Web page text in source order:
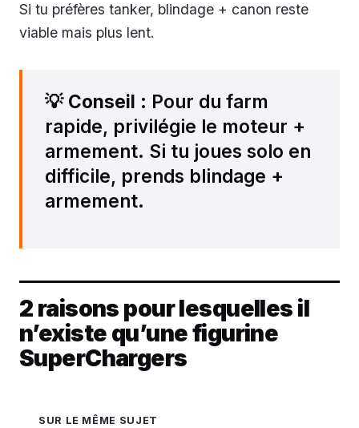
Si tu préfères tanker, blindage + canon reste
viable mais plus lent.
💡 Conseil : Pour du farm
rapide, privilégie le moteur +
armement. Si tu joues solo en
difficile, prends blindage +
armement.
2 raisons pour lesquelles il
n’existe qu’une figurine
SuperChargers
SUR LE MÊME SUJET